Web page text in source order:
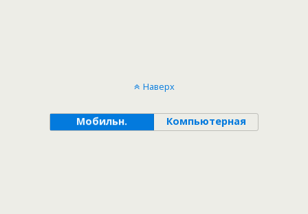
Наверх
Мобильн. Компьютерная